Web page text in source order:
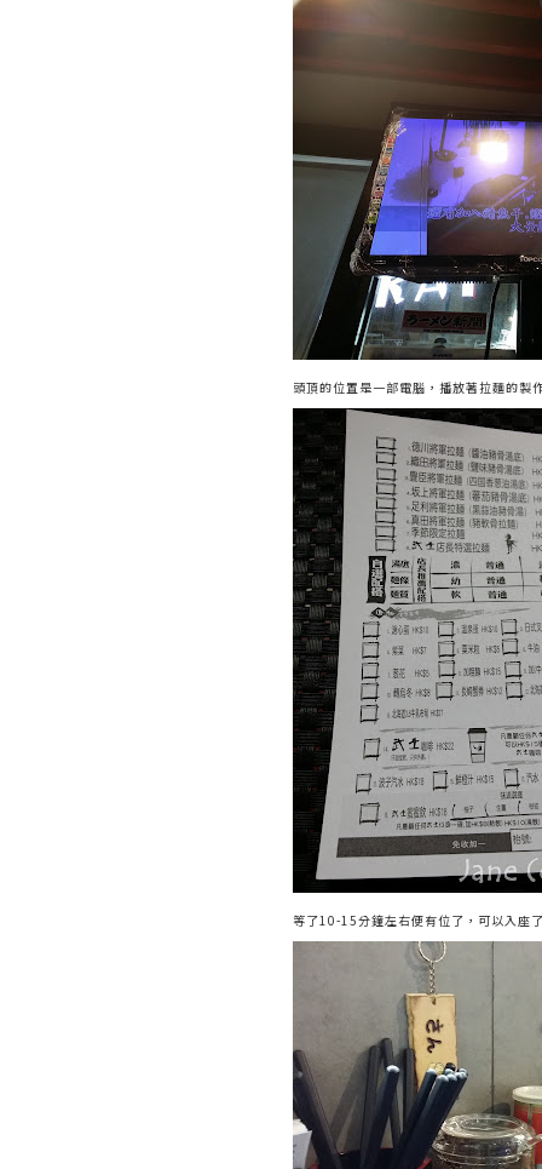
頭頂的位置是一部電腦，播放著拉麵的製
等了10-15分鐘左右便有位了，可以入座